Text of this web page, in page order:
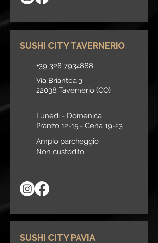
SUSHI CITY TAVERNERIO
+39 328 7934888
Via Briantea 3
22038 Tavernerio (CO)
Lunedì - Domenica
Pranzo 12-15 - Cena 19-23
Ampio parcheggio
Non custodito
SUSHI CITY PAVIA